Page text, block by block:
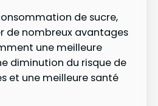
de sucre,
de nombreux avantages
une meilleure
diminution du risque de
et une meilleure santé